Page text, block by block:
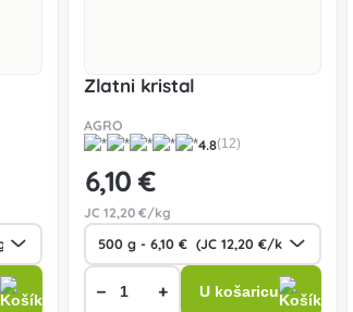
Zlatni kristal
AGRO
4.8(12)
6,10 €
JC 12,20 €/kg
− + U košaricu